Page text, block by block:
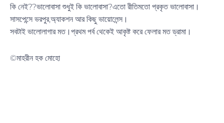
কি নেই??ভালোবাসা শুধুই কি ভালোবাসা?এতো রীতিমতো প্রকৃত ভালোবাসা।
সাসপেন্সে ভরপুর,অ্যাকশন আর কিছু ভায়োলেন্স।
সবটাই ভালোলাগার মত।প্রথম পর্ব থেকেই আকৃষ্ট করে ফেলার মত ড্রামা।
©️মাহরীন হক মোহো